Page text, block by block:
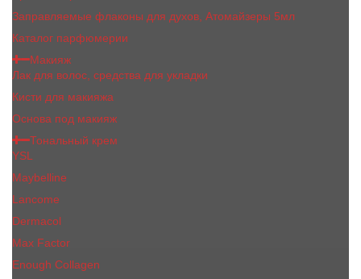
Заправляемые флаконы для духов, Атомайзеры 5мл
Каталог парфюмерии
Макияж
Лак для волос, средства для укладки
Кисти для макияжа
Основа под макияж
Тональный крем
YSL
Maybelline
Lancome
Dermacol
Max Factor
Enough Collagen